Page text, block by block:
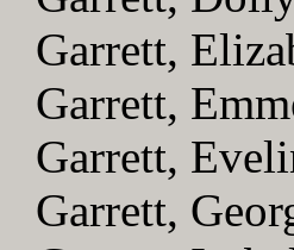
Garrett,
Garrett,
Garrett,
Garrett,